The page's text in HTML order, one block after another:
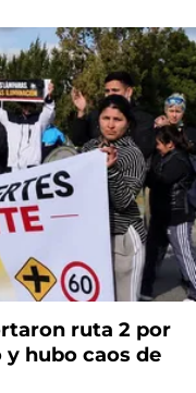
ruta 2 por
hubo caos de